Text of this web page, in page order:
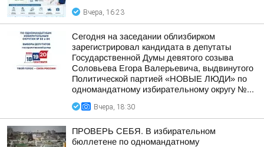
Вчера, 16:23
Сегодня на заседании облизбирком
зарегистрировал кандидата в депутаты
Государственной Думы девятого созыва
Соловьева Егора Валерьевича, выдвинутого
Политической партией «НОВЫЕ ЛЮДИ» по
одномандатному избирательному округу №...
Вчера, 18:30
ПРОВЕРЬ СЕБЯ. В избирательном
бюллетене по одномандатному